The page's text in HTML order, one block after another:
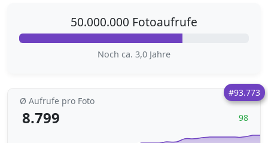
50.000.000 Fotoaufrufe
Noch ca. 3,0 Jahre
#93.773
Ø Aufrufe pro Foto
8.799 98